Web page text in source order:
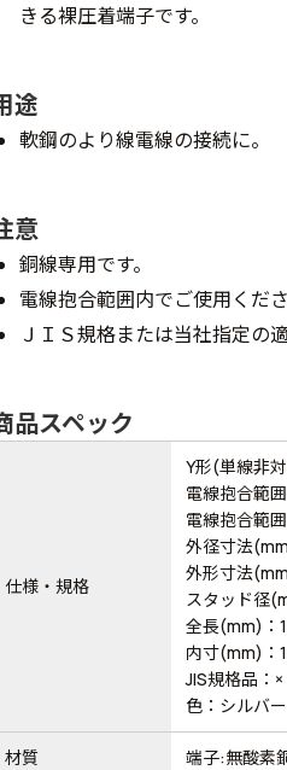
きる裸圧着端子です。
途
軟鋼のより線電線の接続に。
意
銅線専用です。
電線抱合範囲内でご使用くださ
ＪＩＳ規格または当社指定の
品スペック
仕様・規格
Y形(単線非
電線抱合範
電線抱合範
外径寸法
外形寸法
スタッド径
全長(mm)：
内寸(mm)：1
JIS規格品：×
色：シルバー
材質 端子:無酸素